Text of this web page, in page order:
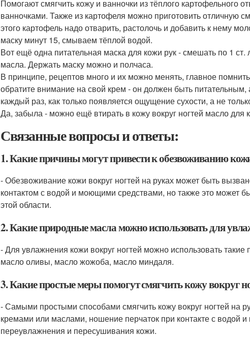
Помогают смягчить кожу и ванночки из тёплого картофельного
ванночками. Также из картофеля можно приготовить отличную
этого картофель надо отварить, растолочь и добавить к нему
маску минут 15, смываем тёплой водой.
Вот ещё одна питательная маска для кожи рук - смешать по 1
масла. Держать маску можно и полчаса.
В принципе, рецептов много и их можно менять, главное
обратите внимание на свой крем - он должен быть
каждый раз, как только появляется ощущение сухости, а не
Да, забыла - можно ещё втирать в кожу вокруг ногтей масло для
Связанные вопросы и ответы:
1. Какие причины могут привести к обезвоживанию
- Обезвоживание кожи вокруг ногтей на руках может быть
контактом с водой и моющими средствами, но также это может
этой области.
2. Какие природные масла можно использовать для
- Для увлажнения кожи вокруг ногтей можно использовать
масло оливы, масло жожоба, масло миндаля.
3. Какие простые меры помогут смягчить кожу вокруг
- Самыми простыми способами смягчить кожу вокруг ногтей на
кремами или маслами, ношение перчаток при контакте с водой
переувлажнения и пересушивания кожи.